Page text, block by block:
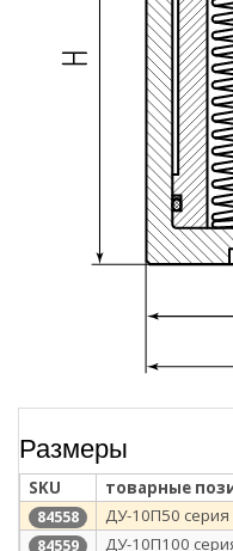
Размеры
SKU товарные
84558 ДУ-10П50
84559 ДУ-10П100